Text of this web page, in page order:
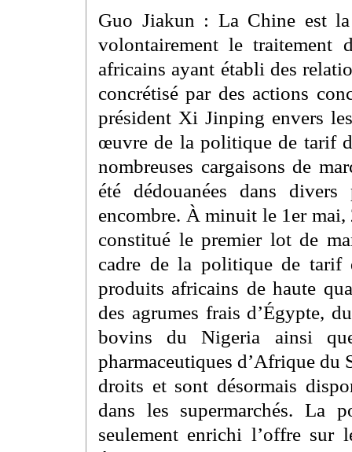
Guo Jiakun : La Chine est la
volontairement le traitement
africains ayant établi des
concrétisé par des actions
président Xi Jinping envers
œuvre de la politique de tarif
nombreuses cargaisons de
été dédouanées dans
encombre. À minuit le 1er
constitué le premier lot de
cadre de la politique de tarif
produits africains de haute
des agrumes frais d’Égypte,
bovins du Nigeria ainsi
pharmaceutiques d’Afrique du
droits et sont désormais
dans les supermarchés. La
seulement enrichi l’offre sur